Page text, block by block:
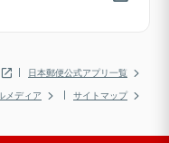
日本郵便公式アプリ一覧
メディア
サイトマップ